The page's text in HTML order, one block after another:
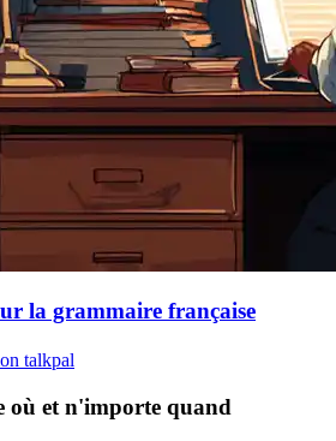
la grammaire française
talkpal
où et n'importe quand